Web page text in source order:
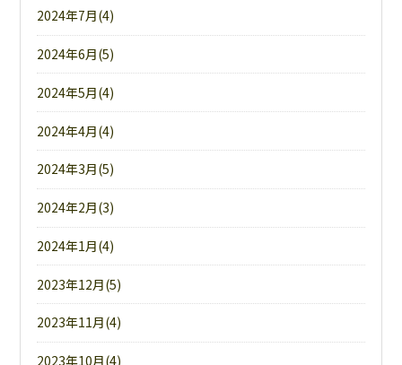
2024年7月(4)
2024年6月(5)
2024年5月(4)
2024年4月(4)
2024年3月(5)
2024年2月(3)
2024年1月(4)
2023年12月(5)
2023年11月(4)
2023年10月(4)